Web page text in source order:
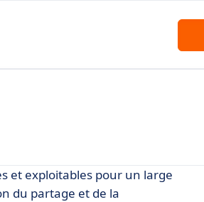
et exploitables pour un large
du partage et de la